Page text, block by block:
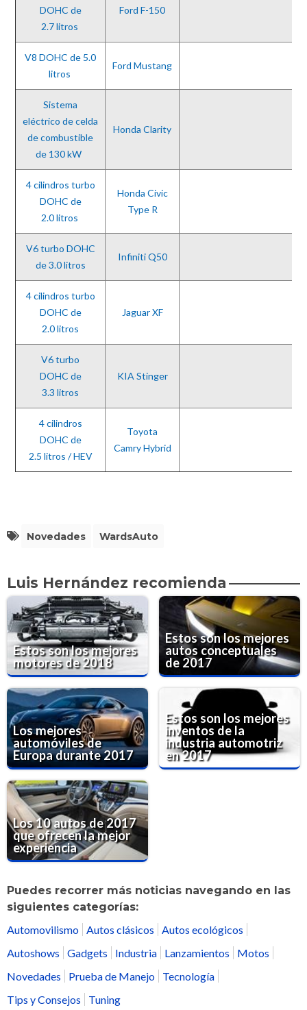
DOHC de
2.7 litros
Ford F-150
V8 DOHC de 5.0
litros
Ford Mustang
Sistema
eléctrico de celda
de combustible
de 130 kW
Honda Clarity
4 cilindros turbo
DOHC de
2.0 litros
Honda Civic
Type R
V6 turbo DOHC
de 3.0 litros
Infiniti Q50
4 cilindros turbo
DOHC de
2.0 litros
Jaguar XF
V6 turbo
DOHC de
3.3 litros
KIA Stinger
4 cilindros
DOHC de
2.5 litros / HEV
Toyota
Camry Hybrid
Novedades WardsAuto
Luis Hernández recomienda
Estos son los mejores
motores de 2018
Estos son los mejores
autos conceptuales
de 2017
Los mejores
automóviles de
Europa durante 2017
Estos son los mejores
inventos de la
industria automotriz
en 2017
Los 10 autos de 2017
que ofrecen la mejor
experiencia
Puedes recorrer más noticias navegando en las
siguientes categorías:
Automovilismo Autos clásicos
Autos ecológicos
Autoshows
Gadgets Industria Lanzamientos
Motos
Novedades
Prueba de Manejo
Tecnología
Tips y Consejos
Tuning